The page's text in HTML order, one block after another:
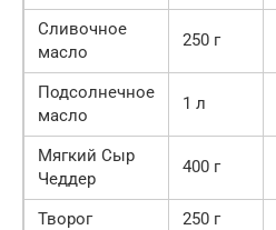
Сливочное
масло
250 г
Подсолнечное
масло
1 л
Мягкий Сыр
Чеддер
400 г
Творог 250 г